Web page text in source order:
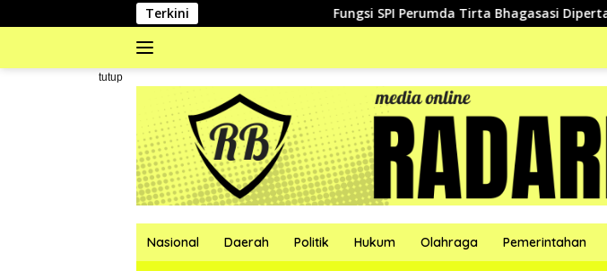
ke
Terkini Fungsi SPI Perumda Tirta Bhagasasi Dipertanyakan Publik
tutup#
Nasional Daerah Politik Hukum Olahraga Pemerintahan